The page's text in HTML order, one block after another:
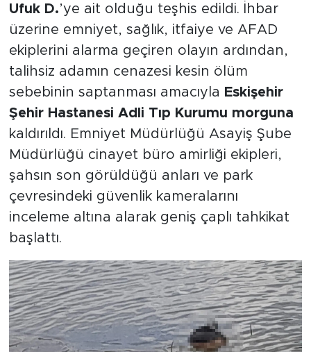
Ufuk D.’ye ait olduğu teşhis edildi. İhbar
üzerine emniyet, sağlık, itfaiye ve AFAD
ekiplerini alarma geçiren olayın ardından,
talihsiz adamın cenazesi kesin ölüm
sebebinin saptanması amacıyla Eskişehir
Şehir Hastanesi Adli Tıp Kurumu morguna
kaldırıldı. Emniyet Müdürlüğü Asayiş Şube
Müdürlüğü cinayet büro amirliği ekipleri,
şahsın son görüldüğü anları ve park
çevresindeki güvenlik kameralarını
inceleme altına alarak geniş çaplı tahkikat
başlattı.